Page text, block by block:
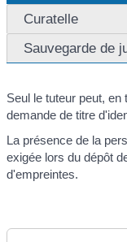
Curatelle
Sauvegarde de
Seul le tuteur peut, en
demande de titre
La présence de la
exigée lors du dépôt
d'empreintes.